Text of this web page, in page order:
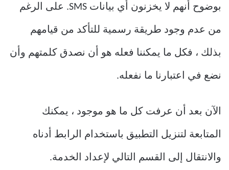
بوضوح أنهم لا يخزنون أي بيانات SMS. على الرغم
من عدم وجود طريقة رسمية للتأكد من قيامهم
بذلك ، فكل ما يمكننا فعله هو أن نصدق كلمتهم وأن
نضع في اعتبارنا ما نفعله.
الآن بعد أن عرفت كل ما هو موجود ، يمكنك
المتابعة لتنزيل التطبيق باستخدام الرابط أدناه
والانتقال إلى القسم التالي لإعداد الخدمة.